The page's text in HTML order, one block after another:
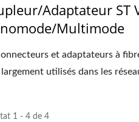
adaptateur ST
multimode
et adaptateurs à
utilisés dans les
1 - 4 de 4